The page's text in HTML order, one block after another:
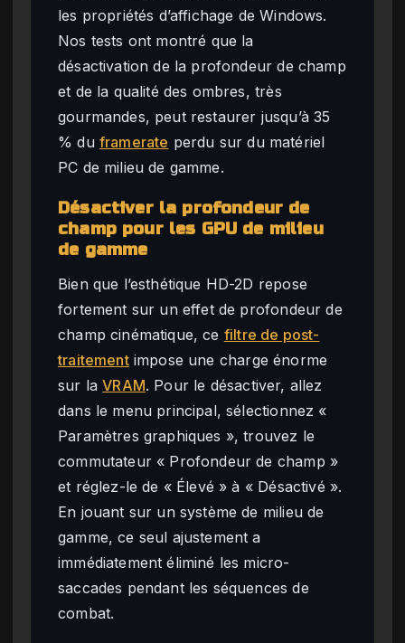
les propriétés d’affichage de Windows.
Nos tests ont montré que la
désactivation de la profondeur de champ
et de la qualité des ombres, très
gourmandes, peut restaurer jusqu’à 35
% du framerate perdu sur du matériel
PC de milieu de gamme.
Désactiver la profondeur de
champ pour les GPU de milieu
de gamme
Bien que l’esthétique HD-2D repose
fortement sur un effet de profondeur de
champ cinématique, ce filtre de post-
traitementimpose une charge énorme
sur laVRAM. Pour le désactiver, allez
dans le menu principal, sélectionnez «
Paramètres graphiques », trouvez le
commutateur « Profondeur de champ »
et réglez-le de « Élevé » à « Désactivé ».
En jouant sur un système de milieu de
gamme, ce seul ajustement a
immédiatement éliminé les micro-
saccades pendant les séquences de
combat.